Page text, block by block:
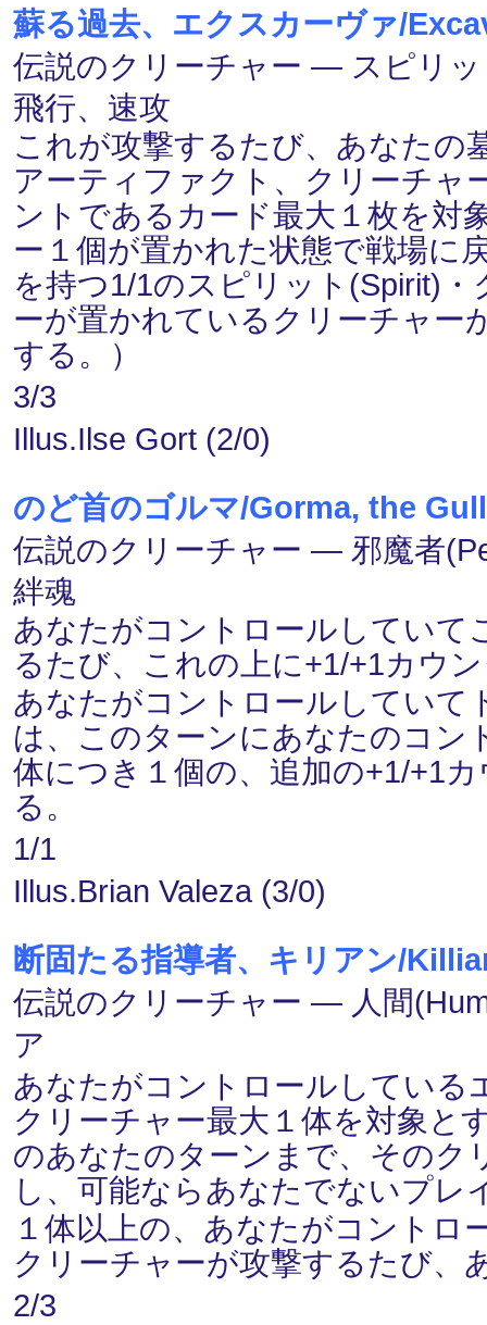
蘇る過去、エクスカーヴァ/
伝説のクリーチャー ― スピリ
飛行、速攻
これが攻撃するたび、あなたの
アーティファクト、クリーチャ
ントであるカード最大１枚を対
ー１個が置かれた状態で戦場に
を持つ1/1のスピリット(Spirit)
ーが置かれているクリーチャー
する。）
3/3
Illus.Ilse Gort (2/0)
のど首のゴルマ/Gorma, the
伝説のクリーチャー ― 邪魔者
絆魂
あなたがコントロールしていて
るたび、これの上に+1/+1カウ
あなたがコントロールしていて
は、このターンにあなたのコン
体につき１個の、追加の+1/+1
る。
1/1
Illus.Brian Valeza (3/0)
断固たる指導者、キリアン/
伝説のクリーチャー ― 人間
ア
あなたがコントロールしている
クリーチャー最大１体を対象と
のあなたのターンまで、そのク
し、可能ならあなたでないプレ
１体以上の、あなたがコントロ
クリーチャーが攻撃するたび、
2/3